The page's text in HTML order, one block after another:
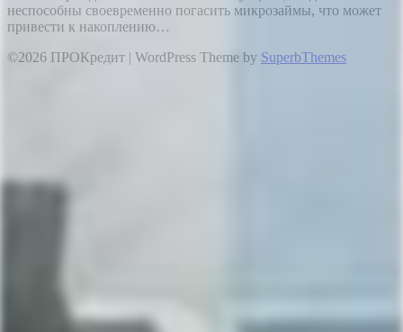
неспособны своевременно погасить микрозаймы, что может
привести к накоплению…
©2026 ПРОКредит | WordPress Theme by SuperbThemes